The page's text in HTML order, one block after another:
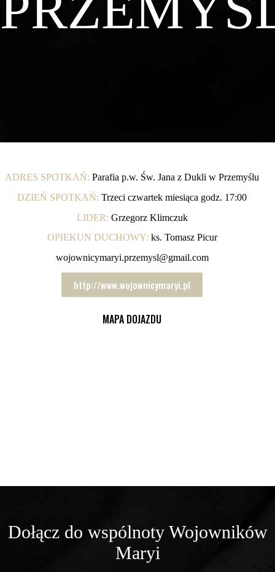
ADRES SPOTKAŃ: Parafia p.w. Św. Jana z Dukli w Przemyślu
DZIEŃ SPOTKAŃ: Trzeci czwartek miesiąca godz. 17:00
LIDER: Grzegorz Klimczuk
OPIEKUN DUCHOWY: ks. Tomasz Picur
wojownicymaryi.przemysl@gmail.com
http://www.wojownicymaryi.pl
MAPA DOJAZDU
Dołącz do wspólnoty Wojowników
Maryi